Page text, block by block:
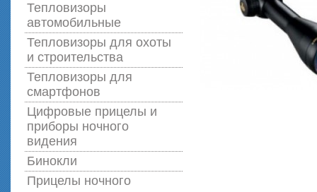
Тепловизоры
автомобильные
Тепловизоры для охоты
и строительства
Тепловизоры для
смартфонов
Цифровые прицелы и
приборы ночного
видения
Бинокли
Прицелы ночного